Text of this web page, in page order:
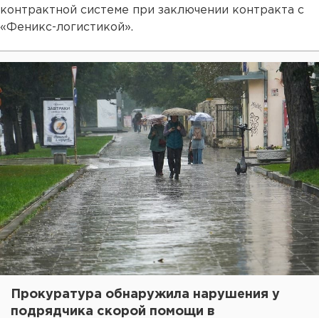
контрактной системе при заключении контракта с
«Феникс-логистикой».
Прокуратура обнаружила нарушения у
подрядчика скорой помощи в